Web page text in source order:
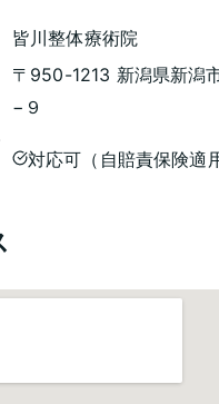
皆川整体療術院
〒950-1213 新潟県新潟
−９
対応可（自賠責保険適